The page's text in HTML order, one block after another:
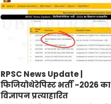
RPSC News Update |
फिजियोथेरेपिस्ट भर्ती -2026 का
विज्ञापन प्रत्याहारित